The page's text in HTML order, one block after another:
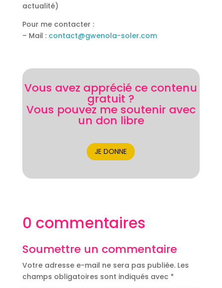
actualité)
Pour me contacter :
– Mail : contact@gwenola-soler.com
Vous avez apprécié ce contenu
gratuit ?
Vous pouvez me soutenir avec
un don libre
JE DONNE
0 commentaires
Soumettre un commentaire
Votre adresse e-mail ne sera pas publiée. Les
champs obligatoires sont indiqués avec *